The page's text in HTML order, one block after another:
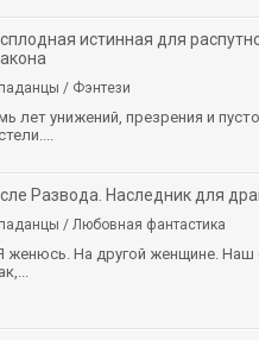
истинная для
/ Фэнтези
лет унижений, презрения и
Развода. Наследник для
/ Любовная фантастика
женюсь. На другой женщине. Наш